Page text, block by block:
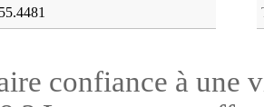
55.4481
confiance à une